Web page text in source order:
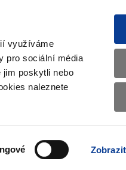
využíváme
pro sociální média
jim poskytli nebo
naleznete
VNITŘNÍ VĚCI